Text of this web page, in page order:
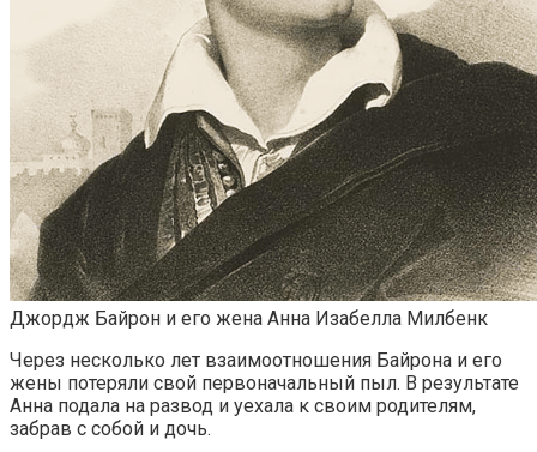
Джордж Байрон и его жена Анна Изабелла Милбенк
Через несколько лет взаимоотношения Байрона и его
жены потеряли свой первоначальный пыл. В результате
Анна подала на развод и уехала к своим родителям,
забрав с собой и дочь.